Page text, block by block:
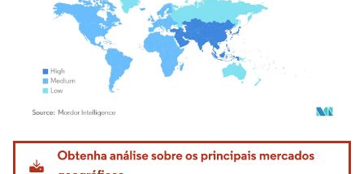
Imagem © Mordor Intelligence. O reuso requer atribuição conforme CC BY 4.0.